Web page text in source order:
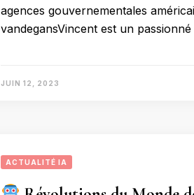
agences gouvernementales
vandegansVincent est un
JUIN 12, 2023
ACTUALITÉ IA